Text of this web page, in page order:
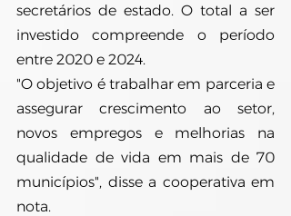
secretários de estado. O total a ser
investido compreende o período
entre 2020 e 2024.
"O objetivo é trabalhar em parceria e
assegurar crescimento ao setor,
novos empregos e melhorias na
qualidade de vida em mais de 70
municípios", disse a cooperativa em
nota.